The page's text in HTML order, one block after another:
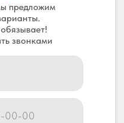
предложим
звонками